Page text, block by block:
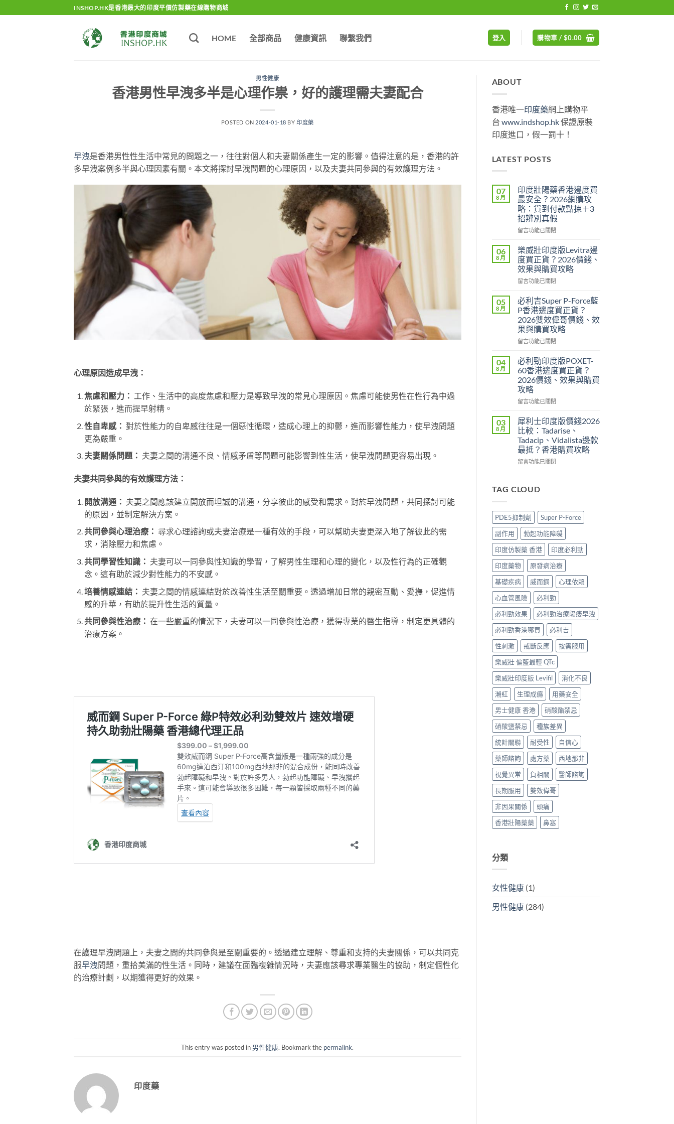
to
INSHOP.HK是香港最大的印度平價仿製藥在線購物商城
HOME 全部商品 健康資訊 聯繫我們 登入 購物車 / $0.00
男性健康
香港男性早洩多半是心理作祟，好的護理需夫妻配合
POSTED ON 2024-01-18 BY 印度藥
早洩是香港男性性生活中常見的問題之一，往往對個人和夫妻關係產生一定的影響。值得注意的是，香港的許
多早洩案例多半與心理因素有關。本文將探討早洩問題的心理原因，以及夫妻共同參與的有效護理方法。
心理原因造成早洩：
焦慮和壓力： 工作、生活中的高度焦慮和壓力是導致早洩的常見心理原因。焦慮可能使男性在性行為中過
於緊張，進而提早射精。
性自卑感： 對於性能力的自卑感往往是一個惡性循環，造成心理上的抑鬱，進而影響性能力，使早洩問題
更為嚴重。
夫妻關係問題： 夫妻之間的溝通不良、情感矛盾等問題可能影響到性生活，使早洩問題更容易出現。
夫妻共同參與的有效護理方法：
開放溝通： 夫妻之間應該建立開放而坦誠的溝通，分享彼此的感受和需求。對於早洩問題，共同探討可能
的原因，並制定解決方案。
共同參與心理治療： 尋求心理諮詢或夫妻治療是一種有效的手段，可以幫助夫妻更深入地了解彼此的需
求，消除壓力和焦慮。
共同學習性知識： 夫妻可以一同參與性知識的學習，了解男性生理和心理的變化，以及性行為的正確觀
念。這有助於減少對性能力的不安感。
培養情感連結： 夫妻之間的情感連結對於改善性生活至關重要。透過增加日常的親密互動、愛撫，促進情
感的升華，有助於提升性生活的質量。
共同參與性治療： 在一些嚴重的情況下，夫妻可以一同參與性治療，獲得專業的醫生指導，制定更具體的
治療方案。
在護理早洩問題上，夫妻之間的共同參與是至關重要的。透過建立理解、尊重和支持的夫妻關係，可以共同克
服早洩問題，重拾美滿的性生活。同時，建議在面臨複雜情況時，夫妻應該尋求專業醫生的協助，制定個性化
的治療計劃，以期獲得更好的效果。
This entry was posted in 男性健康. Bookmark the permalink.
印度藥
ABOUT
香港唯一印度藥網上購物平
台 www.indshop.hk保證原裝
印度進口，假一罰十！
LATEST POSTS
07
8 月
印度壯陽藥香港邊度買
最安全？2026網購攻
略：貨到付款點揀＋3
招辨別真假
在
度
壯
陽
藥
香
邊
度
買
最
安
全？
網
購
攻
略：
貨
到
款
點
揀
＋
3
招
真
假〉
留言功能已關閉
06
8 月
樂威壯印度版Levitra邊
度買正貨？2026價錢、
效果與購買攻略
在
威
壯
印
度
版
Levitra
度
買
正
貨？
2026
價
效
果
與
購
買
攻
留言功能已關閉
05
8 月
必利吉Super P-Force藍
P香港邊度買正貨？
2026雙效偉哥價錢、效
果與購買攻略
在
利
吉
Super
P-
Force
藍
香
港
邊
度
買
正
雙
效
哥
價
錢、
果
與
購
買
攻
略〉
中
留言功能已關閉
04
8 月
必利勁印度版POXET-
60香港邊度買正貨？
2026價錢、效果與購買
攻略
在
利
勁
印
度
版
POXET-
港
買
正
貨？
2026
價
錢、
效
果
與
購
買
攻
略〉
中
留言功能已關閉
03
8 月
犀利士印度版價錢2026
比較：Tadarise、
Tadacip、Vidalista邊款
最抵？香港購買攻略
在
士
版
價
錢
2026
比
較：
Tadarise、
Tadacip、
Vidalista
邊
款
最
抵？
香
港
購
攻
略〉
中
留言功能已關閉
TAG CLOUD
PDE5抑制劑
Super P-Force
副作用
勃起功能障礙
印度仿製藥 香港
印度必利勁
印度藥物
原發病治療
基礎疾病
威而鋼
心理依賴
心血管風險
必利勁
必利勁效果
必利勁治療陽痿早洩
必利勁香港哪買
必利吉
性刺激
戒斷反應
按需服用
樂威壯 偏藍最輕 QTc
樂威壯印度版 Levifil
消化不良
潮紅
生理成癮
用藥安全
男士健康 香港
硝酸酯禁忌
硝酸鹽禁忌
種族差異
統計關聯
耐受性
自信心
藥師諮詢
處方藥
西地那非
視覺異常
負相關
醫師諮詢
長期服用
雙效偉哥
非因果關係
頭痛
香港壯陽藥藥
鼻塞
分類
女性健康(1)
男性健康(284)